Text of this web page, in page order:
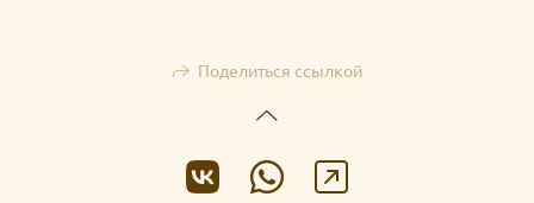
Поделиться ссылкой